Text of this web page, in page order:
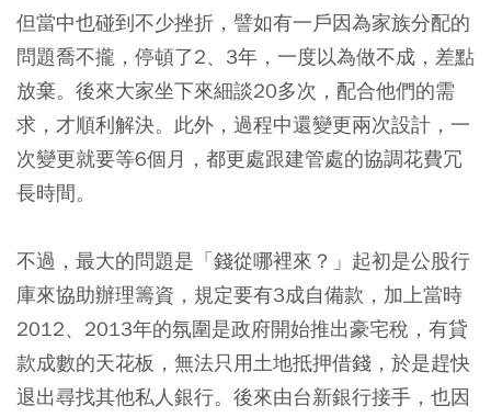
但當中也碰到不少挫折，譬如有一戶因為家族分配的
問題喬不攏，停頓了2、3年，一度以為做不成，差點
放棄。後來大家坐下來細談20多次，配合他們的需
求，才順利解決。此外，過程中還變更兩次設計，一
次變更就要等6個月，都更處跟建管處的協調花費冗
長時間。
不過，最大的問題是「錢從哪裡來？」起初是公股行
庫來協助辦理籌資，規定要有3成自備款，加上當時
2012、2013年的氛圍是政府開始推出豪宅稅，有貸
款成數的天花板，無法只用土地抵押借錢，於是趕快
退出尋找其他私人銀行。後來由台新銀行接手，也因